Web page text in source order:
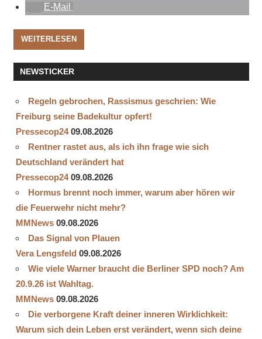
E-Mail
WEITERLESEN
NEWSTICKER
Regeln gebrochen, Rassismus geschrien: Wie
Freiburg seine Badekultur opfert!
Pressecop24 09.08.2026
Rentner rastet aus, als ich ihn frage wie sich
Deutschland verändert hat
Pressecop24 09.08.2026
Hormus brennt noch immer, warum aber hören wir
die Feuerwehr nicht mehr?
MMNews 09.08.2026
Das Signal von Plauen
Vera Lengsfeld 09.08.2026
Wie viele Warner braucht die Berliner SPD noch? Am
20.9.26 ist Wahltag.
MMNews 09.08.2026
Die verborgene Kraft deiner inneren Wirklichkeit:
Warum sich dein Leben erst verändert, wenn sich deine